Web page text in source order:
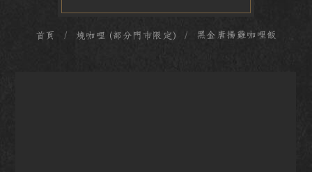
首頁 燒咖哩 (部分門市限定) 黑金唐揚雞咖哩飯